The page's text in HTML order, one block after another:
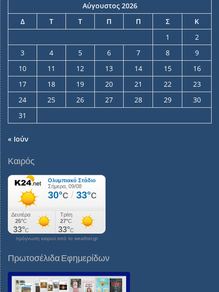
Αύγουστος 2026
Δ
Τ Τ Π Π Σ
Κ
1
2
3
4 5 6 7 8
9
10
11 12 13 14 15
16
17
18 19 20 21 22
23
24
25 26 27 28 29
30
31
« Ιούν
Καιρός
πρόγνωση καιρού από το weather.gr
Πρωτοσέλιδα Εφημερίδων